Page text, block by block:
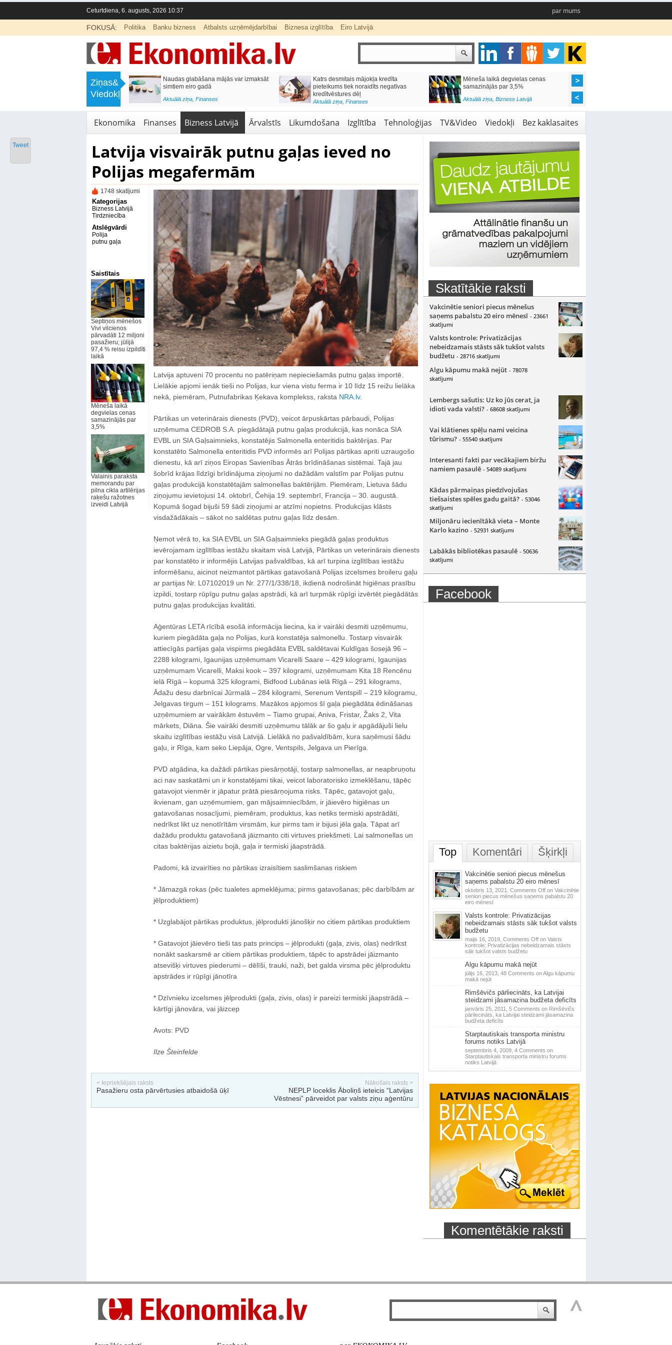
Ceturtdiena, 6. augusts, 2026 10:37 par mums
FOKUSĀ: Politika Banku bizness Atbalsts uzņēmējdarbībai Biznesa izglītība Eiro Latvijā
Ziņas&
Viedokļi
Septiņos mēnešos Vivi vilcienos
pārvadāti 12 miljoni pasažieru; jūlijā
Naudas glabāšana mājās var izmaksāt
simtiem eiro gadā
Aktuālā ziņa, Finanses
Katrs desmitais mājokļa kredīta
pieteikums tiek noraidīts negatīvas
kredītvēstures dēļ
Aktuālā ziņa, Finanses
Mēneša laikā degvielas cenas
samazinājās par 3,5%
Aktuālā ziņa, Bizness Latvijā
Ekonomika Finanses Bizness Latvijā Ārvalstīs Likumdošana Izglītība Tehnoloģijas TV&Video Viedokļi Bez kaklasaites
Latvija visvairāk putnu gaļas ieved no
Polijas megafermām
1748 skatījumi
Kategorijas
Bizness Latvijā
Tirdzniecība
Atslēgvārdi
Polija
putnu gaļa
Saistītais
Septiņos mēnešos
Vivi vilcienos
pārvadāti 12 miljoni
pasažieru; jūlijā
97,4 % reisu izpildīti
laikā
Mēneša laikā
degvielas cenas
samazinājās par
3,5%
Valainis paraksta
memorandu par
pilna cikla artilērijas
raķešu ražotnes
izveidi Latvijā
Latvija aptuveni 70 procentu no patēriņam nepieciešamās putnu gaļas importē.
Lielākie apjomi ienāk tieši no Polijas, kur viena vistu ferma ir 10 līdz 15 reižu lielāka
nekā, piemēram, Putnufabrikas Ķekava komplekss, raksta NRA.lv.
Pārtikas un veterinārais dienests (PVD), veicot ārpuskārtas pārbaudi, Polijas
uzņēmuma CEDROB S.A. piegādātajā putnu gaļas produkcijā, kas nonāca SIA
EVBL un SIA Gaļsaimnieks, konstatējis Salmonella enteritidis baktērijas. Par
konstatēto Salmonella enteritidis PVD informēs arī Polijas pārtikas apriti uzraugošo
dienestu, kā arī ziņos Eiropas Savienības Ātrās brīdināšanas sistēmai. Tajā jau
šobrīd krājas līdzīgi brīdinājuma ziņojumi no dažādām valstīm par Polijas putnu
gaļas produkcijā konstatētajām salmonellas baktērijām. Piemēram, Lietuva šādu
ziņojumu ievietojusi 14. oktobrī, Čehija 19. septembrī, Francija – 30. augustā.
Kopumā šogad bijuši 59 šādi ziņojumi ar atzīmi nopietns. Produkcijas klāsts
visdažādākais – sākot no saldētas putnu gaļas līdz desām.
Ņemot vērā to, ka SIA EVBL un SIA Gaļsaimnieks piegādā gaļas produktus
ievērojamam izglītības iestāžu skaitam visā Latvijā, Pārtikas un veterinārais dienests
par konstatēto ir informējis Latvijas pašvaldības, kā arī turpina izglītības iestāžu
informēšanu, aicinot neizmantot pārtikas gatavošanā Polijas izcelsmes broileru gaļu
ar partijas Nr. L07102019 un Nr. 277/1/338/18, ikdienā nodrošināt higiēnas prasību
izpildi, tostarp rūpīgu putnu gaļas apstrādi, kā arī turpmāk rūpīgi izvērtēt piegādātās
putnu gaļas produkcijas kvalitāti.
Aģentūras LETA rīcībā esošā informācija liecina, ka ir vairāki desmiti uzņēmumu,
kuriem piegādāta gaļa no Polijas, kurā konstatēja salmonellu. Tostarp visvairāk
attiecīgās partijas gaļa vispirms piegādāta EVBL saldētavai Kuldīgas šosejā 96 –
2288 kilogrami, Igaunijas uzņēmumam Vicarelli Saare – 429 kilogrami, Igaunijas
uzņēmumam Vicarelli, Maksi kook – 397 kilogrami, uzņēmumam Kita 18 Rencēnu
ielā Rīgā – kopumā 325 kilogrami, Bidfood Lubānas ielā Rīgā – 291 kilograms,
Ādažu desu darbnīcai Jūrmalā – 284 kilogrami, Serenum Ventspilī – 219 kilogramu,
Jelgavas tirgum – 151 kilograms. Mazākos apjomos šī gaļa piegādāta ēdināšanas
uzņēmumiem ar vairākām ēstuvēm – Tiamo grupai, Aniva, Fristar, Žaks 2, Vita
mārkets, Diāna. Šie vairāki desmiti uzņēmumu tālāk ar šo gaļu ir apgādājuši lielu
skaitu izglītības iestāžu visā Latvijā. Lielākā no pašvaldībām, kura saņēmusi šādu
gaļu, ir Rīga, kam seko Liepāja, Ogre, Ventspils, Jelgava un Pierīga.
PVD atgādina, ka dažādi pārtikas piesārņotāji, tostarp salmonellas, ar neapbruņotu
aci nav saskatāmi un ir konstatējami tikai, veicot laboratorisko izmeklēšanu, tāpēc
gatavojot vienmēr ir jāpatur prātā piesārņojuma risks. Tāpēc, gatavojot gaļu,
ikvienam, gan uzņēmumiem, gan mājsaimniecībām, ir jāievēro higiēnas un
gatavošanas nosacījumi, piemēram, produktus, kas netiks termiski apstrādāti,
nedrīkst likt uz nenotīrītām virsmām, kur pirms tam ir bijusi jēla gaļa. Tāpat arī
dažādu produktu gatavošanā jāizmanto citi virtuves priekšmeti. Lai salmonellas un
citas baktērijas aizietu bojā, gaļa ir termiski jāapstrādā.
Padomi, kā izvairīties no pārtikas izraisītiem saslimšanas riskiem
* Jāmazgā rokas (pēc tualetes apmeklējuma; pirms gatavošanas; pēc darbībām ar
jēlproduktiem)
* Uzglabājot pārtikas produktus, jēlprodukti jānošķir no citiem pārtikas produktiem
* Gatavojot jāievēro tieši tas pats princips – jēlprodukti (gaļa, zivis, olas) nedrīkst
nonākt saskarsmē ar citiem pārtikas produktiem, tāpēc to apstrādei jāizmanto
atsevišķi virtuves piederumi – dēlīši, trauki, naži, bet galda virsma pēc jēlproduktu
apstrādes ir rūpīgi jānotīra
* Dzīvnieku izcelsmes jēlprodukti (gaļa, zivis, olas) ir pareizi termiski jāapstrādā –
kārtīgi jānovāra, vai jāizcep
Avots: PVD
Ilze Šteinfelde
< Iepriekšējais raksts
Pasažieru osta pārvērtusies atbaidošā ūķī
Nākošais raksts >
NEPLP loceklis Āboliņš ieteicis “Latvijas
Vēstnesi” pārveidot par valsts ziņu aģentūru
Skatītākie raksti
Vakcinētie seniori piecus mēnešus
saņems pabalstu 20 eiro mēnesī - 23661
skatījumi
Valsts kontrole: Privatizācijas
nebeidzamais stāsts sāk tukšot valsts
budžetu - 28716 skatījumi
Algu kāpumu makā nejūt - 78078
skatījumi
Lembergs sašutis: Uz ko jūs cerat, ja
idioti vada valsti? - 68608 skatījumi
Vai klātienes spēļu nami veicina
tūrismu? - 55540 skatījumi
Interesanti fakti par vecākajiem biržu
namiem pasaulē - 54089 skatījumi
Kādas pārmaiņas piedzīvojušas
tiešsaistes spēles gadu gaitā? - 53046
skatījumi
Miljonāru iecienītākā vieta – Monte
Karlo kazino - 52931 skatījumi
Labākās bibliotēkas pasaulē - 50636
skatījumi
Facebook
Top Komentāri Šķirkļi
Vakcinētie seniori piecus mēnešus
saņems pabalstu 20 eiro mēnesī
oktobris 13, 2021, Comments Offon Vakcinētie
seniori piecus mēnešus saņems pabalstu 20
eiro mēnesī
Valsts kontrole: Privatizācijas
nebeidzamais stāsts sāk tukšot valsts
budžetu
maijs 16, 2019, Comments Offon Valsts
kontrole: Privatizācijas nebeidzamais stāsts
sāk tukšot valsts budžetu
Algu kāpumu makā nejūt
jūlijs 16, 2013, 48 Comments on Algu kāpumu
makā nejūt
Rimšēvičs pārliecināts, ka Latvijai
steidzami jāsamazina budžeta deficīts
janvāris 25, 2011, 5 Comments on Rimšēvičs
pārliecināts, ka Latvijai steidzami jāsamazina
budžeta deficīts
Starptautiskais transporta ministru
forums notiks Latvijā
septembris 4, 2009, 4 Comments on
Starptautiskais transporta ministru forums
notiks Latvijā
Komentētākie raksti
Tweet